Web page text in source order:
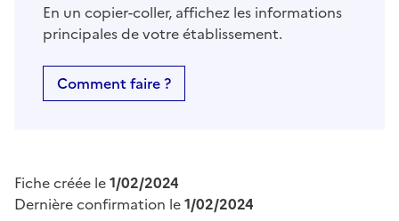
En un copier-coller, affichez les informations
principales de votre établissement.
Comment faire ?
Fiche créée le1/02/2024
Dernière confirmation le1/02/2024